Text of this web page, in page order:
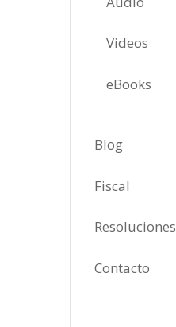
Videos
eBooks
Blog
Fiscal
Resoluciones
Contacto